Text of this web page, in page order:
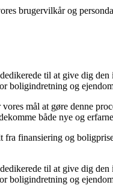
brugervilkår og
til at give dig
og
mål at gøre denne
både nye og
finansiering og
til at give dig
og